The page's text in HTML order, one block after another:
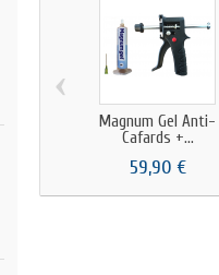
Magnum Gel Anti-
Cafards +...
59,90 €
‹